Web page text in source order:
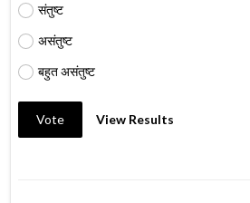
संतुष्ट
असंतुष्ट
बहुत असंतुष्ट
Vote View Results